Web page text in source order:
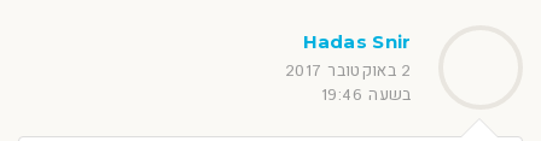
Hadas Snir
2 באוקטובר 2017
בשעה 19:46